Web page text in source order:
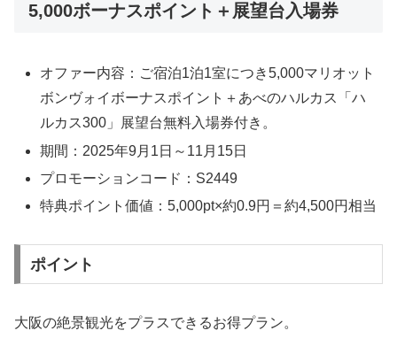
5,000ボーナスポイント＋展望台入場券
オファー内容：ご宿泊1泊1室につき5,000マリオット
ボンヴォイボーナスポイント＋あべのハルカス「ハ
ルカス300」展望台無料入場券付き。
期間：2025年9月1日～11月15日
プロモーションコード：S2449
特典ポイント価値：5,000pt×約0.9円＝約4,500円相当
ポイント
大阪の絶景観光をプラスできるお得プラン。